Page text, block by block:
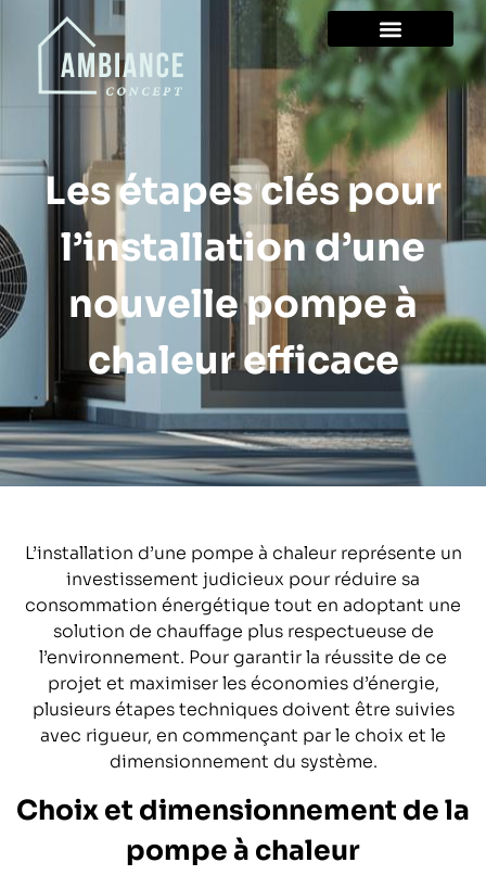
Les étapes clés pour
l’installation d’une
nouvelle pompe à
chaleur efficace
L’installation d’une pompe à chaleur représente un
investissement judicieux pour réduire sa
consommation énergétique tout en adoptant une
solution de chauffage plus respectueuse de
l’environnement. Pour garantir la réussite de ce
projet et maximiser les économies d’énergie,
plusieurs étapes techniques doivent être suivies
avec rigueur, en commençant par le choix et le
dimensionnement du système.
Choix et dimensionnement de la
pompe à chaleur